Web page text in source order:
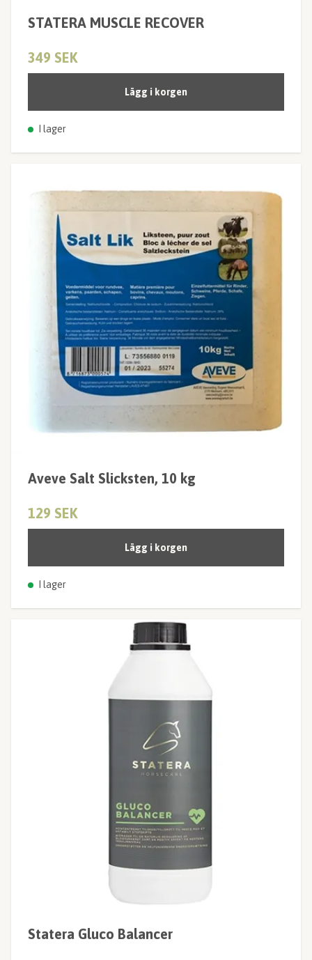
STATERA MUSCLE RECOVER
349 SEK
Lägg i korgen
I lager
Aveve Salt Slicksten, 10 kg
129 SEK
Lägg i korgen
I lager
Statera Gluco Balancer